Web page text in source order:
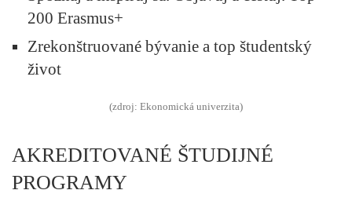
200 Erasmus+
Zrekonštruované bývanie a top študentský
život
(zdroj: Ekonomická univerzita)
AKREDITOVANÉ ŠTUDIJNÉ
PROGRAMY